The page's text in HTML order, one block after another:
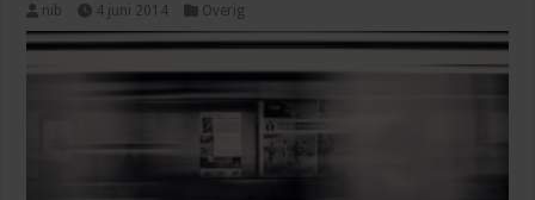
nib 4 juni 2014 Overig